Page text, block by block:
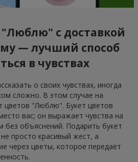
"Люблю" с доставкой
— лучший способ
в чувствах
о своих чувствах, иногда
сложно. В этом случае на
цветов "Люблю". Букет цветов
вас; он выражает чувства на
без объяснений. Подарить букет
просто красивый жест, а
через цветы, которое передаёт